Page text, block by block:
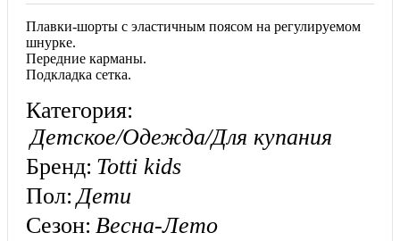
Плавки-шорты с эластичным поясом на регулируемом
шнурке.
Передние карманы.
Подкладка сетка.
Категория:
Детское/Одежда/Для купания
Бренд: Totti kids
Пол: Дети
Сезон: Весна-Лето